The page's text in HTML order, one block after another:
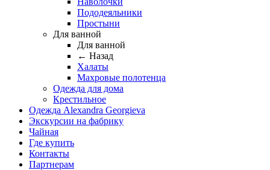
Пододеяльники
Простыни
Для ванной
Для ванной
← Назад
Халаты
Махровые полотенца
Одежда для дома
Крестильное
Одежда Alexandra Georgieva
Экскурсии на фабрику
Чайная
Где купить
Контакты
Партнерам